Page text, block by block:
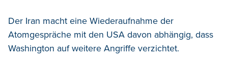
Der Iran macht eine Wiederaufnahme der
Atomgespräche mit den USA davon abhängig, dass
Washington auf weitere Angriffe verzichtet.